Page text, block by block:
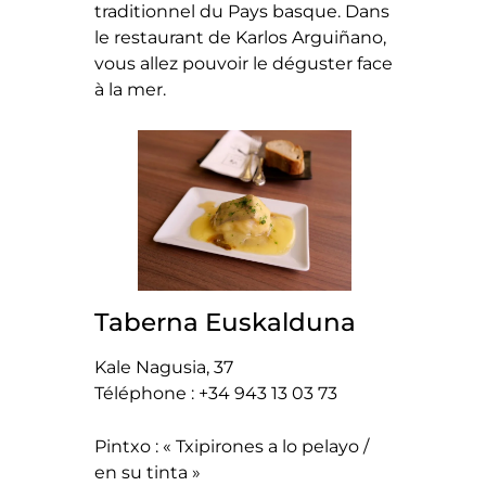
traditionnel du Pays basque. Dans
le restaurant de Karlos Arguiñano,
vous allez pouvoir le déguster face
à la mer.
Taberna Euskalduna
Kale Nagusia, 37
Téléphone : +34 943 13 03 73
Pintxo : « Txipirones a lo pelayo /
en su tinta »